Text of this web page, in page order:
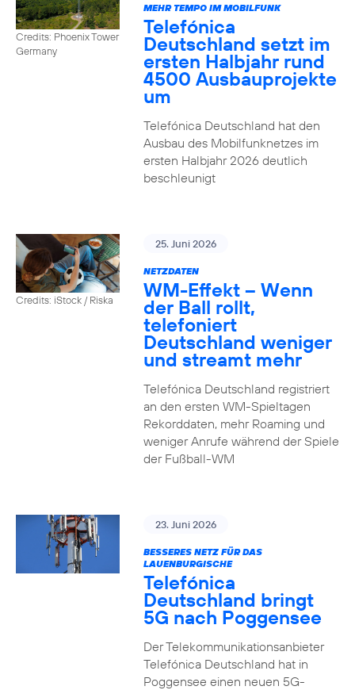
Credits: Phoenix Tower
Germany
MEHR TEMPO IM MOBILFUNK
Telefónica
Deutschland setzt im
ersten Halbjahr rund
4500 Ausbauprojekte
um
Telefónica Deutschland hat den
Ausbau des Mobilfunknetzes im
ersten Halbjahr 2026 deutlich
beschleunigt
Credits: iStock / Riska
25. Juni 2026
NETZDATEN
WM-Effekt – Wenn
der Ball rollt,
telefoniert
Deutschland weniger
und streamt mehr
Telefónica Deutschland registriert
an den ersten WM-Spieltagen
Rekorddaten, mehr Roaming und
weniger Anrufe während der Spiele
der Fußball-WM
23. Juni 2026
BESSERES NETZ FÜR DAS
LAUENBURGISCHE
Telefónica
Deutschland bringt
5G nach Poggensee
Der Telekommunikationsanbieter
Telefónica Deutschland hat in
Poggensee einen neuen 5G-